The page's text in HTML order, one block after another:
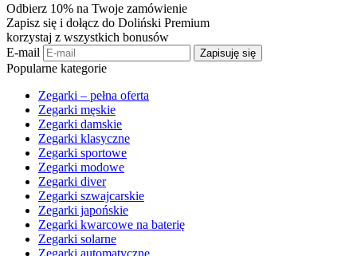
Odbierz 10% na Twoje zamówienie
Zapisz się i dołącz do Doliński Premium
korzystaj z wszystkich bonusów
E-mail
Zapisuję się
Popularne kategorie
Zegarki – pełna oferta
Zegarki męskie
Zegarki damskie
Zegarki klasyczne
Zegarki sportowe
Zegarki modowe
Zegarki diver
Zegarki szwajcarskie
Zegarki japońskie
Zegarki kwarcowe na baterię
Zegarki solarne
Zegarki automatyczne